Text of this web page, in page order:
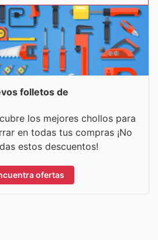
folletos de
los mejores chollos para
en todas tus compras ¡No
estos descuentos!
ofertas